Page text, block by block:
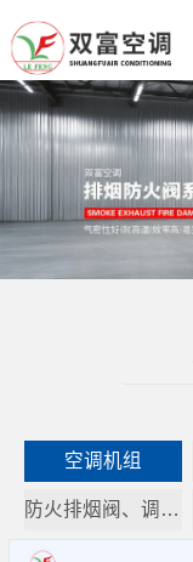
空调机组
防火排烟阀、调节阀系列